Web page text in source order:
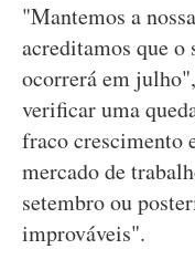
"Mantemos a
acreditamos que o
ocorrerá em
verificar uma
fraco crescimento
mercado de
setembro ou
improváveis".